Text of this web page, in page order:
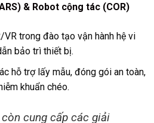
& Robot cộng tác (COR)
VR trong đào tạo vận hành hệ vi
bảo trì thiết bị.
hỗ trợ lấy mẫu, đóng gói an toàn,
khuẩn chéo.
cung cấp các giải